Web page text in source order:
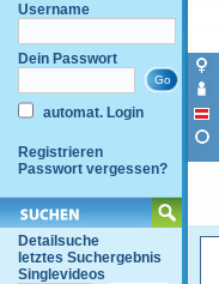
Username
Dein Passwort
automat. Login
Registrieren
Passwort vergessen?
Detailsuche
letztes Suchergebnis
Singlevideos